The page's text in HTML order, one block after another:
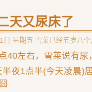
天又尿床了
日 星期五 雪莱已经五岁八
40左右，雪莱说有尿
夜1点半(今天凌晨)